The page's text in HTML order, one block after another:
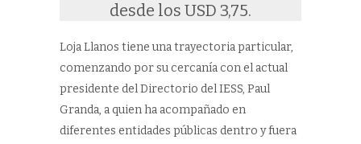
desde los USD 3,75.
Loja Llanos tiene una trayectoria particular,
comenzando por su cercanía con el actual
presidente del Directorio del IESS, Paul
Granda, a quien ha acompañado en
diferentes entidades públicas dentro y fuera